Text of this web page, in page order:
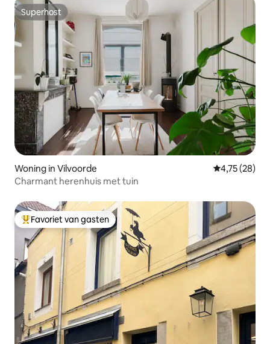
Superhost
Superhost
Woning in Vilvoorde Gemiddelde
4,75 (28)
Charmant herenhuis met tuin
Topfavoriet van gasten
Favoriet van gasten